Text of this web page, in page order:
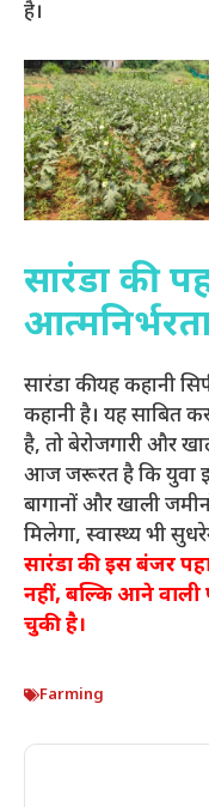
है।
सारंडा की
सारंडा की यह कहानी
कहानी है। यह साबित
है, तो बेरोजगारी और
आज जरूरत है कि युवा
बागानों और खाली
मिलेगा, स्वास्थ्य भी
सारंडा की इस बंजर
नहीं, बल्कि आने वाली
चुकी है।
Farming